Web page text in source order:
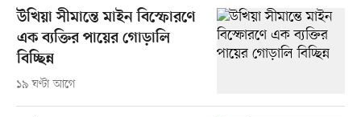
উখিয়া সীমান্তে মাইন বিস্ফোরণে
এক ব্যক্তির পায়ের গোড়ালি
বিচ্ছিন্ন
১৯ ঘণ্টা আগে